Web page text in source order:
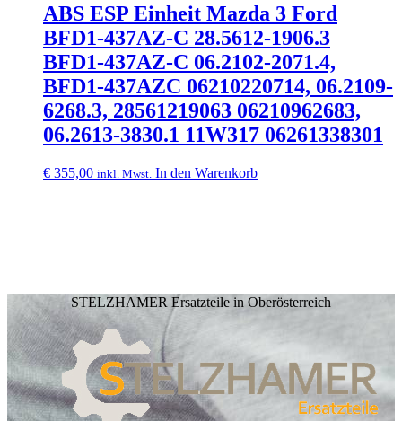
ABS ESP Einheit Mazda 3 Ford
BFD1-437AZ-C 28.5612-1906.3
BFD1-437AZ-C 06.2102-2071.4,
BFD1-437AZC 06210220714, 06.2109-
6268.3, 28561219063 06210962683,
06.2613-3830.1 11W317 06261338301
€ 355,00 inkl. Mwst. In den Warenkorb
STELZHAMER Ersatzteile in Oberösterreich